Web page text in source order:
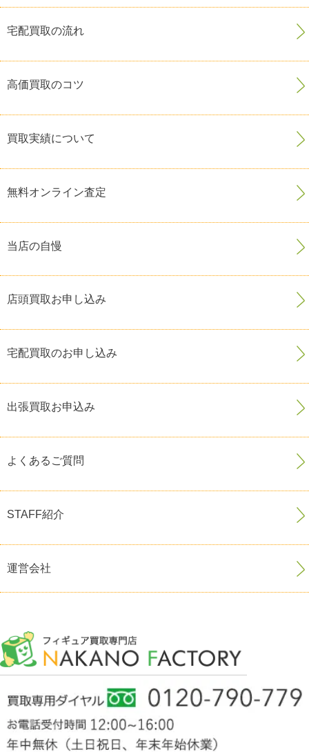
宅配買取の流れ
高価買取のコツ
買取実績について
無料オンライン査定
当店の自慢
店頭買取お申し込み
宅配買取のお申し込み
出張買取お申込み
よくあるご質問
STAFF紹介
運営会社